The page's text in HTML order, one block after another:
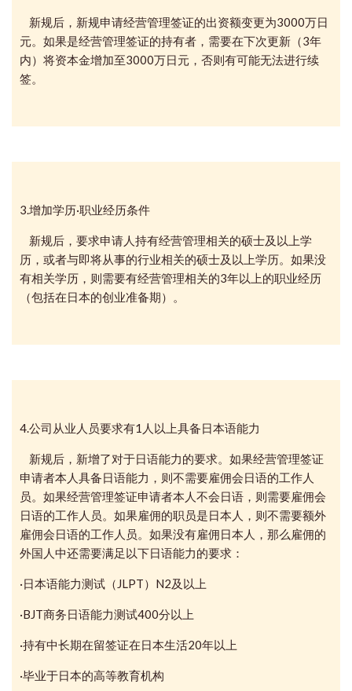
新规后，新规申请经营管理签证的出资额变更为3000万日
元。如果是经营管理签证的持有者，需要在下次更新（3年
内）将资本金增加至3000万日元，否则有可能无法进行续
签。
3.增加学历·职业经历条件
新规后，要求申请人持有经营管理相关的硕士及以上学
历，或者与即将从事的行业相关的硕士及以上学历。如果没
有相关学历，则需要有经营管理相关的3年以上的职业经历
（包括在日本的创业准备期）。
4.公司从业人员要求有1人以上具备日本语能力
新规后，新增了对于日语能力的要求。如果经营管理签证
申请者本人具备日语能力，则不需要雇佣会日语的工作人
员。如果经营管理签证申请者本人不会日语，则需要雇佣会
日语的工作人员。如果雇佣的职员是日本人，则不需要额外
雇佣会日语的工作人员。如果没有雇佣日本人，那么雇佣的
外国人中还需要满足以下日语能力的要求：
·日本语能力测试（JLPT）N2及以上
·BJT商务日语能力测试400分以上
·持有中长期在留签证在日本生活20年以上
·毕业于日本的高等教育机构